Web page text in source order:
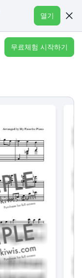
열기
무료체험 시작하기